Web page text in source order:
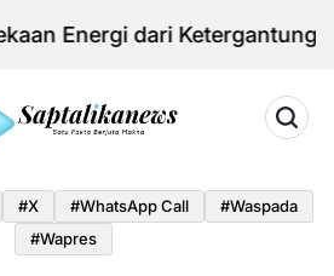
dari Ketergantungan Impor
#x #WhatsApp Call
#waspada
#Wapres